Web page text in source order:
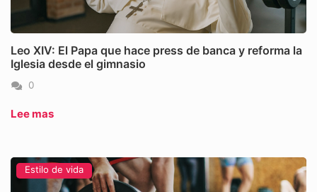
Leo XIV: El Papa que hace press de banca y reforma la
Iglesia desde el gimnasio
0
Lee mas
Estilo de vida